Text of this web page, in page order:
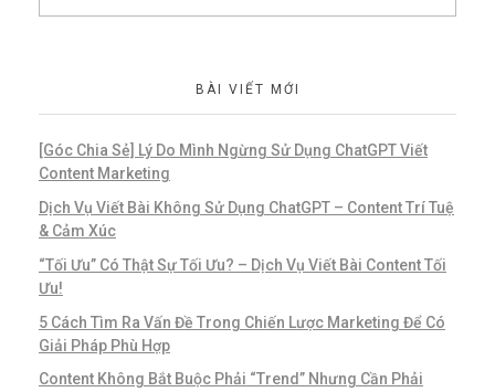
BÀI VIẾT MỚI
[Góc Chia Sẻ] Lý Do Mình Ngừng Sử Dụng ChatGPT Viết
Content Marketing
Dịch Vụ Viết Bài Không Sử Dụng ChatGPT – Content Trí Tuệ
& Cảm Xúc
“Tối Ưu” Có Thật Sự Tối Ưu? – Dịch Vụ Viết Bài Content Tối
Ưu!
5 Cách Tìm Ra Vấn Đề Trong Chiến Lược Marketing Để Có
Giải Pháp Phù Hợp
Content Không Bắt Buộc Phải “Trend” Nhưng Cần Phải